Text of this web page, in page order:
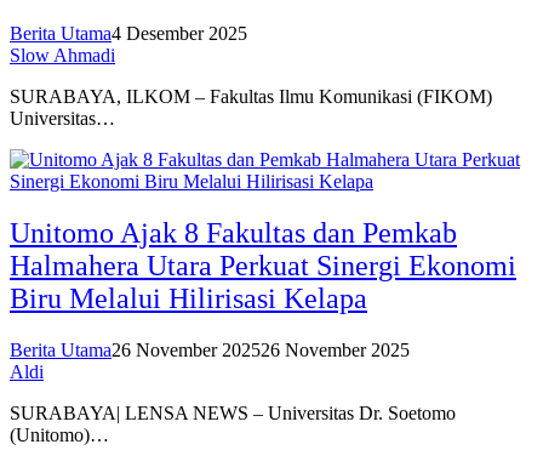
Berita Utama4 Desember 2025
Slow Ahmadi
SURABAYA, ILKOM – Fakultas Ilmu Komunikasi (FIKOM)
Universitas…
Unitomo Ajak 8 Fakultas dan Pemkab
Halmahera Utara Perkuat Sinergi Ekonomi
Biru Melalui Hilirisasi Kelapa
Berita Utama26 November 202526 November 2025
Aldi
SURABAYA| LENSA NEWS – Universitas Dr. Soetomo
(Unitomo)…